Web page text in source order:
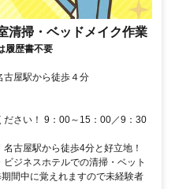
清掃・ベッドメイク作業
履歴書不要
アクセス 最寄駅：名古屋駅 名古屋駅から徒歩４分
ださい！ 9：00～15：00／9：30
古屋駅から徒歩4分と好立地！
ジネスホテルでの清掃・ベット
間中に覚えれますので未経験者